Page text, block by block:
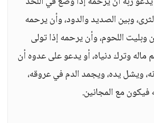
وبين الصديد والدود، وأن يرحمه
وبليت اللحوم، وأن يرحمه إذا تولى
وترك دنياه، أو يدعو على عدوه أن
ويشل يده، ويجمد الدم في عروقه،
مع المجانين.